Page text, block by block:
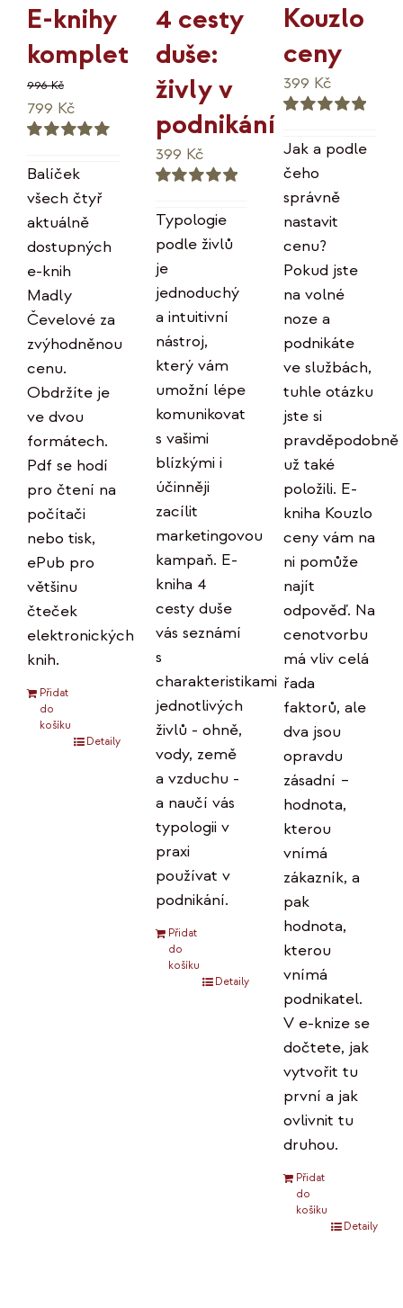
E-knihy
komplet
5.00z 5
996Kč
Původní
cena
996 Kč.
799 Kč
cena
799 Kč.
Balíček
všech čtyř
aktuálně
dostupných
e-knih
Madly
Čevelové za
zvýhodněnou
cenu.
Obdržíte je
ve dvou
formátech.
Pdf se hodí
pro čtení na
počítači
nebo tisk,
ePub pro
většinu
čteček
elektronických
knih.
Přidat
do
košíku
Detaily
4 cesty
duše:
živly v
podnikání
5.00 z 5
399 Kč
Typologie
podle živlů
je
jednoduchý
a intuitivní
nástroj,
který vám
umožní lépe
komunikovat
s vašimi
blízkými i
účinněji
zacílit
marketingovou
kampaň. E-
kniha 4
cesty duše
vás seznámí
s
charakteristikami
jednotlivých
živlů - ohně,
vody, země
a vzduchu -
a naučí vás
typologii v
praxi
používat v
podnikání.
Přidat
do
košíku
Detaily
Kouzlo
ceny
5.00 z 5
399 Kč
Jak a podle
čeho
správně
nastavit
cenu?
Pokud jste
na volné
noze a
podnikáte
ve službách,
tuhle otázku
jste si
pravděpodobně
už také
položili. E-
kniha Kouzlo
ceny vám na
ni pomůže
najít
odpověď. Na
cenotvorbu
má vliv celá
řada
faktorů, ale
dva jsou
opravdu
zásadní –
hodnota,
kterou
vnímá
zákazník, a
pak
hodnota,
kterou
vnímá
podnikatel.
V e-knize se
dočtete, jak
vytvořit tu
první a jak
ovlivnit tu
druhou.
Přidat
do
košíku
Detaily